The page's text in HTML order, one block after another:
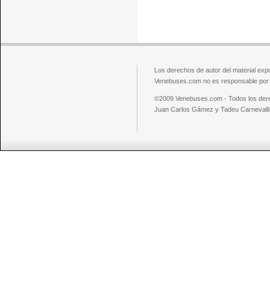
Los derechos de autor del material
Venebuses.com no es responsable
©2009 Venebuses.com - Todos los
Juan Carlos Gámez y Tadeu Carnevalli